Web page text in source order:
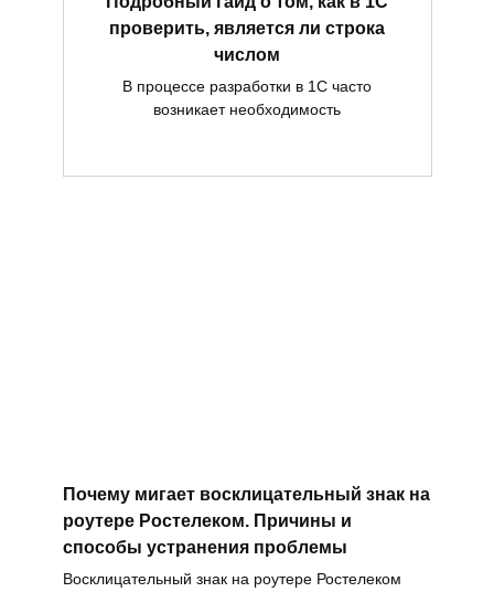
проверить, является ли строка
числом
В процессе разработки в 1С часто
возникает необходимость
Почему мигает восклицательный знак на
роутере Ростелеком. Причины и
способы устранения проблемы
Восклицательный знак на роутере Ростелеком